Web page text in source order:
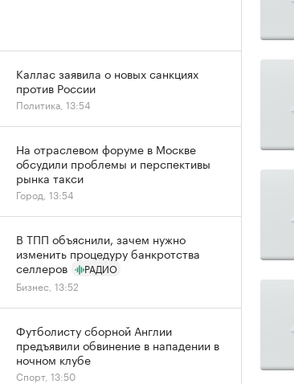
Каллас заявила о новых санкциях
против России
Политика, 13:54
На отраслевом форуме в Москве
обсудили проблемы и перспективы
рынка такси
Город, 13:54
В ТПП объяснили, зачем нужно
изменить процедуру банкротства
селлеров
РАДИО
Бизнес, 13:52
Футболисту сборной Англии
предъявили обвинение в нападении в
ночном клубе
Спорт, 13:50